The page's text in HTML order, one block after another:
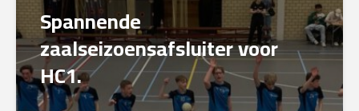
Spannende
zaalseizoensafsluiter voor
HC1.